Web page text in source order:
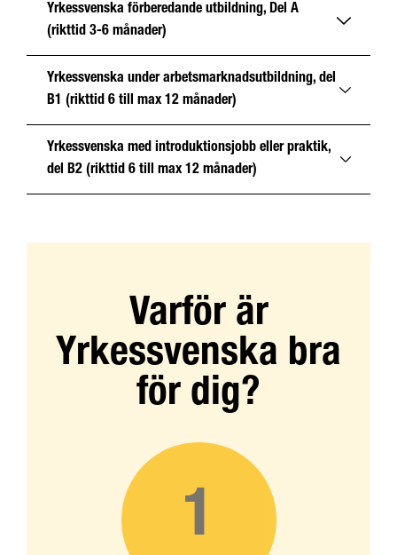
Yrkessvenska förberedande utbildning, Del A
(rikttid 3-6 månader)
Yrkessvenska under arbetsmarknadsutbildning, del
B1 (rikttid 6 till max 12 månader)
Yrkessvenska med introduktionsjobb eller praktik,
del B2 (rikttid 6 till max 12 månader)
Varför är
Yrkessvenska bra
för dig?
1